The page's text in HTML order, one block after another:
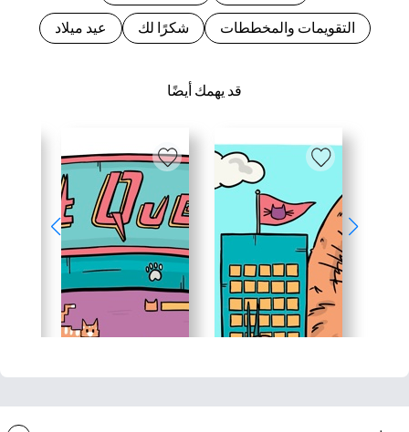
قد يهمك أيضًا
التقويمات والمخططات شكرًا لك عيد ميلاد